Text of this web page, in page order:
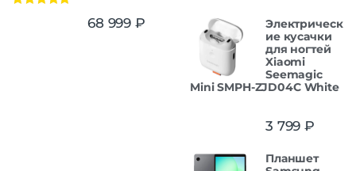
68 999 ₽
Электрическ
ие кусачки
для ногтей
Xiaomi
Seemagic
Mini SMPH-ZJD04C White
3 799 ₽
Планшет